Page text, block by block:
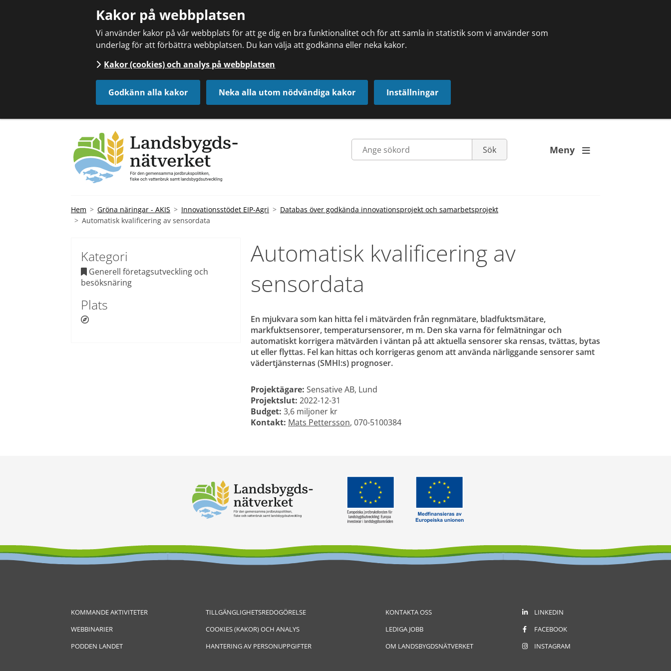
Kakor på webbplatsen
Vi använder kakor på vår webbplats för att ge dig en bra funktionalitet och för att samla in statistik som vi använder som
underlag för att förbättra webbplatsen. Du kan välja att godkänna eller neka kakor.
Kakor (cookies) och analys på webbplatsen
Godkänn alla kakor Neka alla utom nödvändiga kakor Inställningar
Meny 
Hem Gröna näringar - AKIS Innovationsstödet EIP-Agri
Databas över godkända innovationsprojekt och samarbetsprojekt
Automatisk kvalificering av sensordata
Automatisk kvalificering av
sensordata
En mjukvara som kan hitta fel i mätvärden från regnmätare, bladfuktsmätare,
markfuktsensorer, temperatursensorer, m m. Den ska varna för felmätningar och
automatiskt korrigera mätvärden i väntan på att aktuella sensorer ska rensas, tvättas, bytas
ut eller flyttas. Fel kan hittas och korrigeras genom att använda närliggande sensorer samt
vädertjänsternas (SMHI:s) prognoser.
Projektägare: Sensative AB, Lund
Projektslut: 2022-12-31
Budget: 3,6 miljoner kr
Kontakt: Mats Pettersson, 070-5100384
Kategori
Generell företagsutveckling och
besöksnäring
Plats

KOMMANDE AKTIVITETER
WEBBINARIER
PODDEN LANDET
TILLGÄNGLIGHETSREDOGÖRELSE
COOKIES (KAKOR) OCH ANALYS
HANTERING AV PERSONUPPGIFTER
KONTAKTA OSS
LEDIGA JOBB
OM LANDSBYGDSNÄTVERKET
LINKEDIN
FACEBOOK
INSTAGRAM